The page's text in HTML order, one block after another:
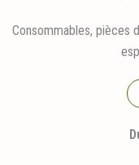
Consommables, pièces